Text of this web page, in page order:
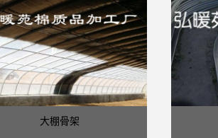
大棚骨架